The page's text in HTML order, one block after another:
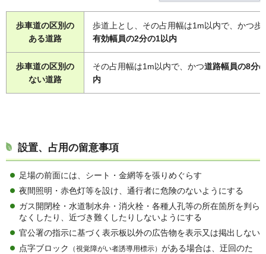
歩車道の区別の
ある道路
歩道上とし、その占用幅は1m以内で、かつ歩
有効幅員の2分の1以内
歩車道の区別の
ない道路
その占用幅は1m以内で、かつ道路幅員の8分
内
設置、占用の留意事項
足場の前面には、シート・金網等を張りめぐらす
夜間照明・赤色灯等を設け、通行者に危険のないようにする
ガス開閉栓・水道制水弁・消火栓・各種人孔等の所在箇所を判ら
なくしたり、近づき難くしたりしないようにする
官公署の指示に基づく表示板以外の広告物を表示又は掲出しない
点字ブロック
（視覚障がい者誘導用標示） がある場合は、迂回のた